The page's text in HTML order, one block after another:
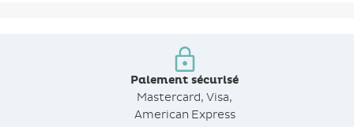
Paiement sécurisé
Mastercard, Visa,
American Express